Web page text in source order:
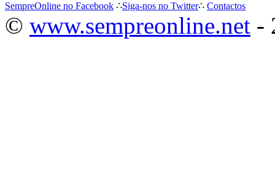
SempreOnline no Facebook ∴Siga-nos no Twitter∴ Contactos
© www.sempreonline.net -